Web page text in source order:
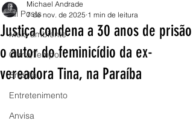
All Posts
Meio ambiente
Clima/Tempo
Brasília
Entretenimento
Anvisa
Justiça condena a 30 anos de prisão
o autor do feminicídio da ex-
vereadora Tina, na Paraíba
Michael Andrade
7 de nov. de 2025 1 min de leitura